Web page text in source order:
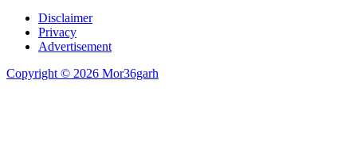
Disclaimer
Privacy
Advertisement
Copyright © 2026 Mor36garh